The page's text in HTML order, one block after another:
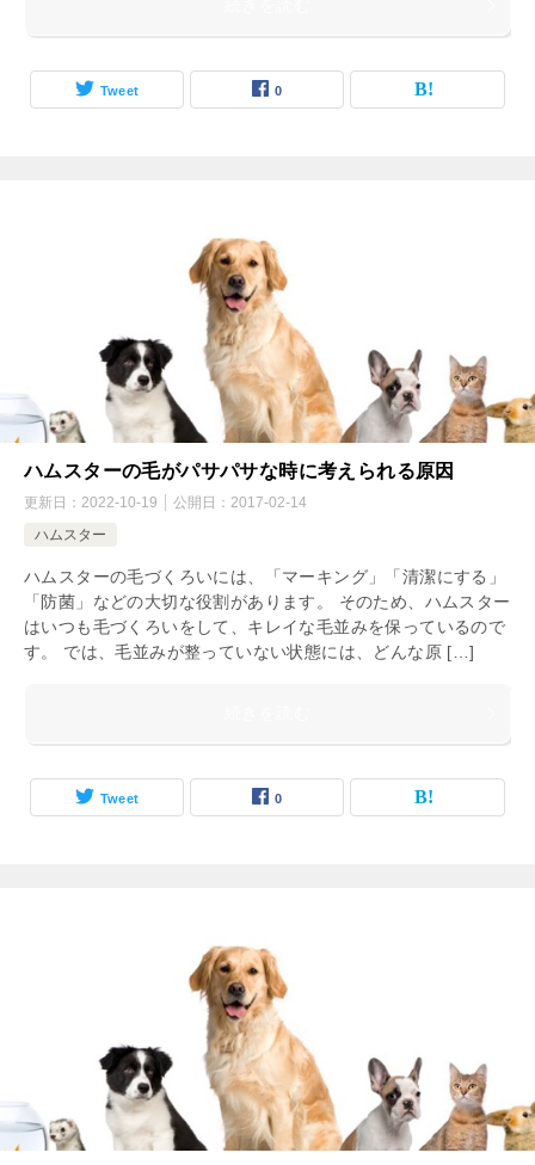
Tweet 0
ハムスターの毛がパサパサな時に考えられる原因
更新日： 2022-10-19 公開日： 2017-02-14
ハムスター
ハムスターの毛づくろいには、「マーキング」「清潔にする」
「防菌」などの大切な役割があります。 そのため、ハムスター
はいつも毛づくろいをして、キレイな毛並みを保っているので
す。 では、毛並みが整っていない状態には、どんな原 […]
Tweet 0